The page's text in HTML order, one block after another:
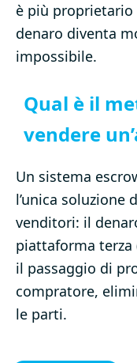
è più proprietario
denaro diventa
impossibile.
Qual è il
vendere
Un sistema
l’unica soluzione
venditori: il
piattaforma terza
il passaggio di
compratore,
le parti.